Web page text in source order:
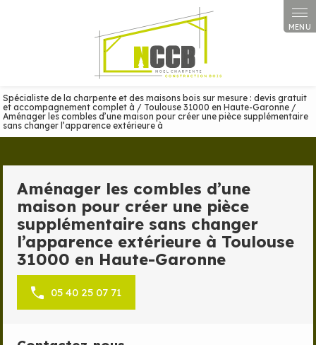
Spécialiste de la charpente et des maisons bois sur mesure : devis gratuit
et accompagnement complet à / Toulouse 31000 en Haute-Garonne /
Aménager les combles d’une maison pour créer une pièce supplémentaire
sans changer l’apparence extérieure à
Aménager les combles d’une
maison pour créer une pièce
supplémentaire sans changer
l’apparence extérieure à Toulouse
31000 en Haute-Garonne
05 40 25 07 71